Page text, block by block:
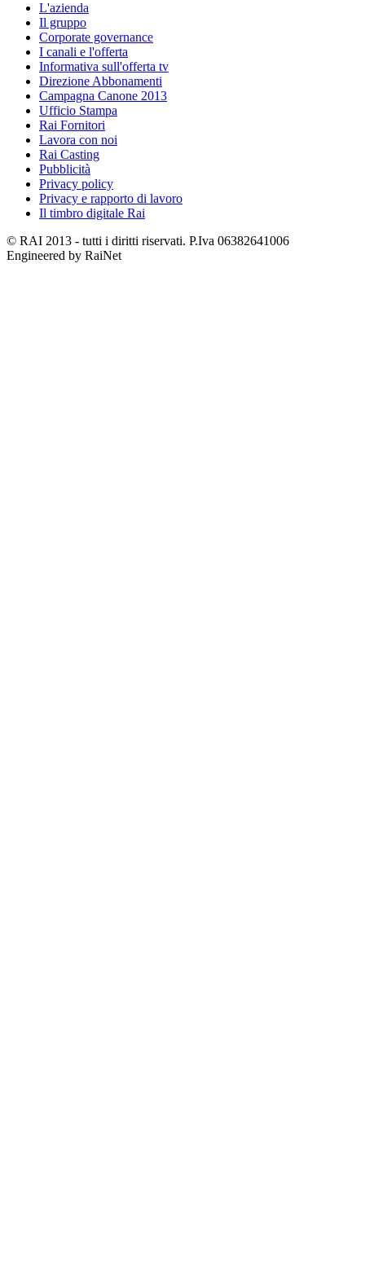
L'azienda
Il gruppo
Corporate governance
I canali e l'offerta
Informativa sull'offerta tv
Direzione Abbonamenti
Campagna Canone 2013
Ufficio Stampa
Rai Fornitori
Lavora con noi
Rai Casting
Pubblicità
Privacy policy
Privacy e rapporto di lavoro
Il timbro digitale Rai
© RAI 2013 - tutti i diritti riservati. P.Iva 06382641006
Engineered by RaiNet